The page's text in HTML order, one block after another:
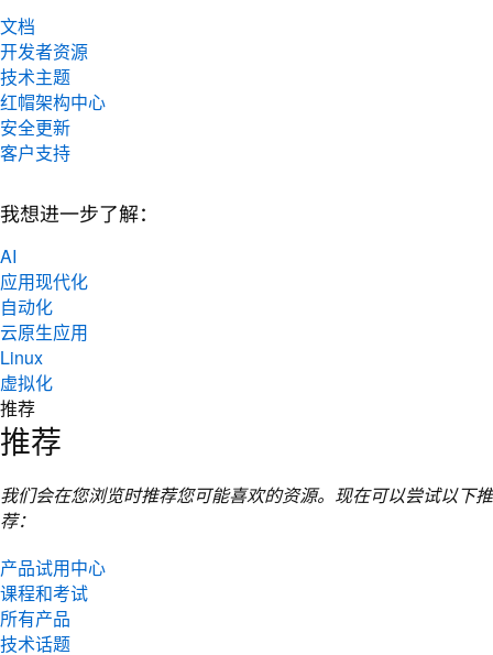
文档
开发者资源
技术主题
红帽架构中心
安全更新
客户支持
我想进一步了解：
AI
应用现代化
自动化
云原生应用
Linux
虚拟化
推荐
推荐
我们会在您浏览时推荐您可能喜欢的资源。现在可以尝试以下推
荐：
产品试用中心
课程和考试
所有产品
技术话题